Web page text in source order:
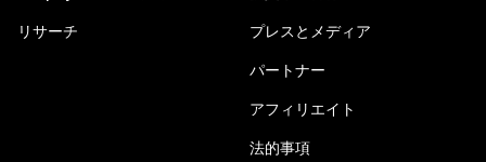
リサーチ プレスとメディア
パートナー
アフィリエイト
法的事項